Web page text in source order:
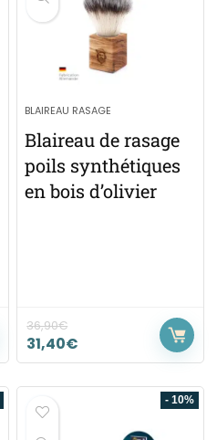
BLAIREAU RASAGE
Blaireau de rasage
poils synthétiques
en bois d’olivier
36,90€
31,40€
- 10%